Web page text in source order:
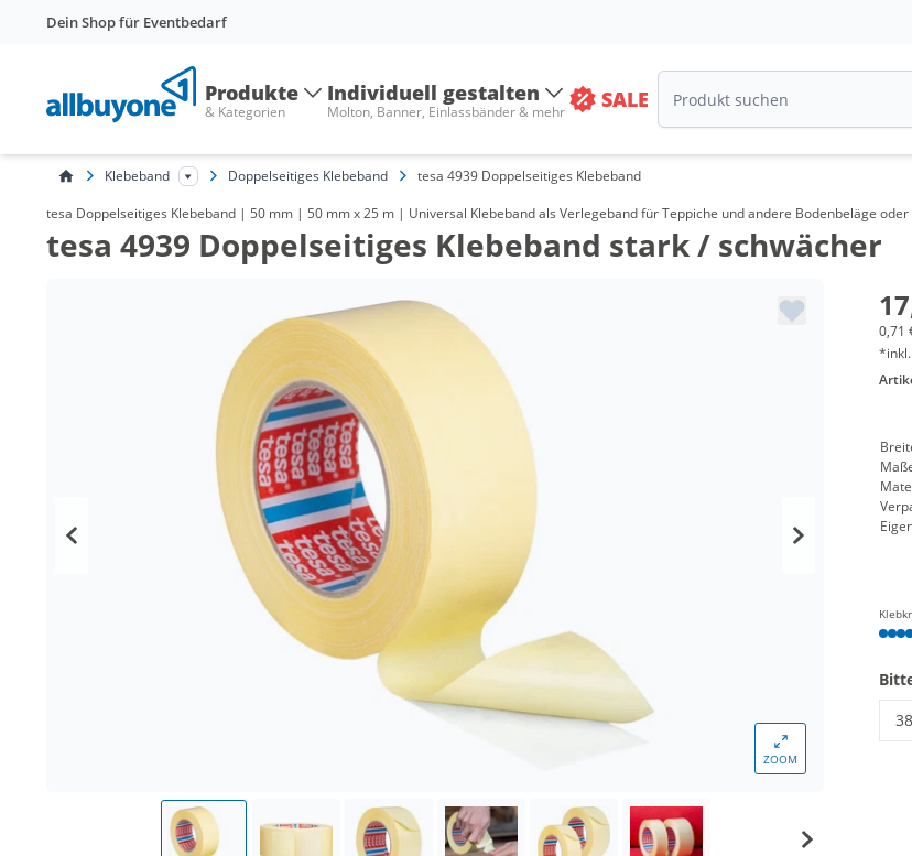
Dein Shop für Eventbedarf
Produkte
& Kategorien
Individuell gestalten
Molton, Banner, Einlassbänder & mehr SALE
Klebeband Doppelseitiges Klebeband tesa 4939 Doppelseitiges Klebeband
tesa Doppelseitiges Klebeband | 50 mm | 50 mm x 25 m | Universal Klebeband als Verlegeband für Teppiche und andere Bodenbeläge
tesa 4939 Doppelseitiges Klebeband stark / schwächer
ZOOM
0,71